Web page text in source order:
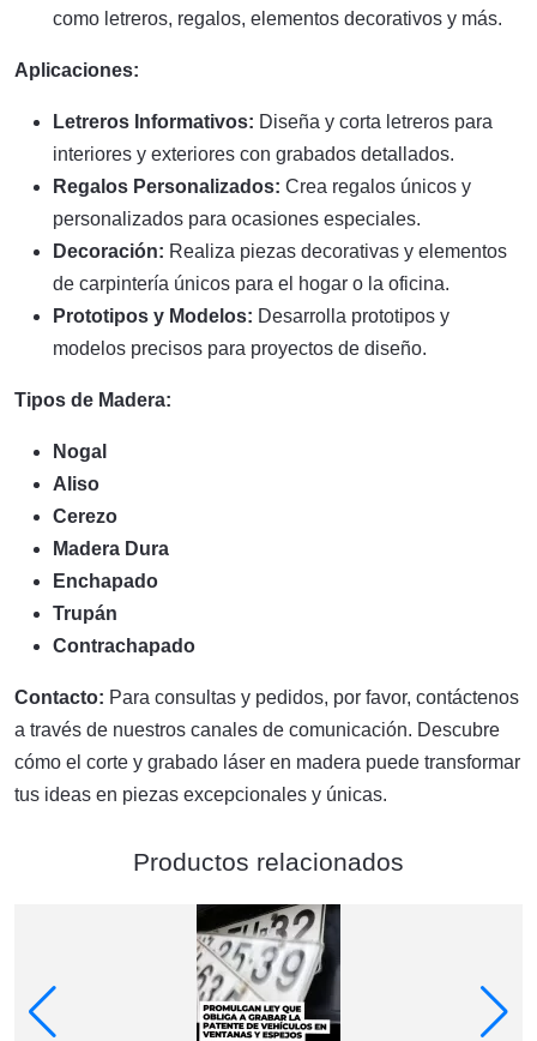
como letreros, regalos, elementos decorativos y más.
Aplicaciones:
Letreros Informativos: Diseña y corta letreros para
interiores y exteriores con grabados detallados.
Regalos Personalizados: Crea regalos únicos y
personalizados para ocasiones especiales.
Decoración: Realiza piezas decorativas y elementos
de carpintería únicos para el hogar o la oficina.
Prototipos y Modelos: Desarrolla prototipos y
modelos precisos para proyectos de diseño.
Tipos de Madera:
Nogal
Aliso
Cerezo
Madera Dura
Enchapado
Trupán
Contrachapado
Contacto: Para consultas y pedidos, por favor, contáctenos
a través de nuestros canales de comunicación. Descubre
cómo el corte y grabado láser en madera puede transformar
tus ideas en piezas excepcionales y únicas.
Productos relacionados